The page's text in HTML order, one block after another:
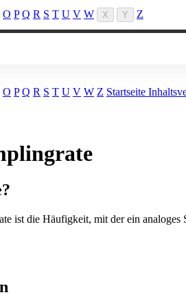
O P Q R S T U V W X Y
Z
O P Q R S T U V W Z Startseite
ist die Häufigkeit, mit der ein